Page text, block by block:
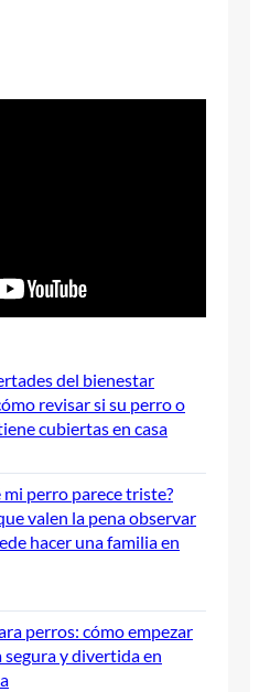
del bienestar
revisar si su perro o
cubiertas en casa
mi perro parece triste?
valen la pena observar
hacer una familia en
perros: cómo empezar
segura y divertida en